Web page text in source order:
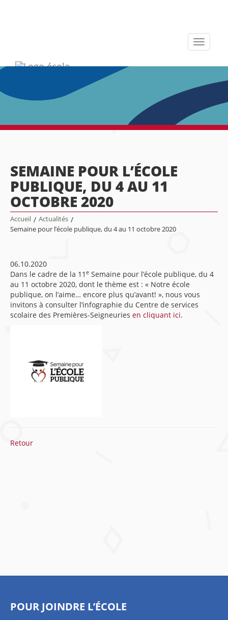
Toggle
SEMAINE POUR L’ÉCOLE
PUBLIQUE, DU 4 AU 11
OCTOBRE 2020
Accueil / Actualités /
Semaine pour l’école publique, du 4 au 11 octobre 2020
06.10.2020
Dans le cadre de la 11 e Semaine pour l’école publique, du 4
au 11 octobre 2020, dont le thème est : « Notre école
publique, on l’aime… encore plus qu’avant! », nous vous
invitons à consulter l’infographie du Centre de services
scolaire des Premières-Seigneuries en cliquant ici.
Retour
POUR JOINDRE L’ÉCOLE